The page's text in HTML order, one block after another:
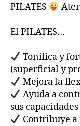
PILATES
El PILATES…
Tonifica y
(superficial y
Mejora la
Ayuda a
sus capacidades
Contribuye